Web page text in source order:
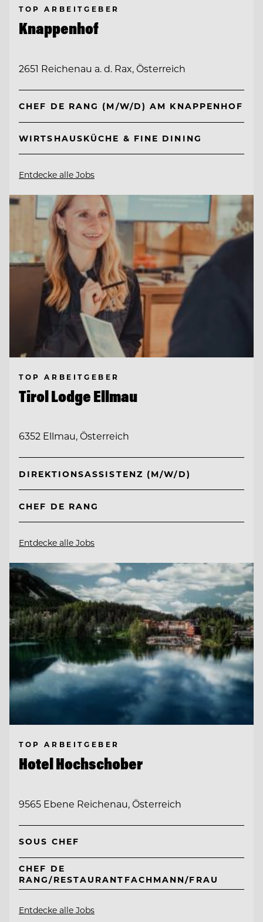
TOP ARBEITGEBER
Knappenhof
2651 Reichenau a. d. Rax, Österreich
CHEF DE RANG (M/W/D) AM KNAPPENHOF
WIRTSHAUSKÜCHE & FINE DINING
Entdecke alle Jobs
TOP ARBEITGEBER
Tirol Lodge Ellmau
6352 Ellmau, Österreich
DIREKTIONSASSISTENZ (M/W/D)
CHEF DE RANG
Entdecke alle Jobs
TOP ARBEITGEBER
Hotel Hochschober
9565 Ebene Reichenau, Österreich
SOUS CHEF
CHEF DE
RANG/RESTAURANTFACHMANN/FRAU
Entdecke alle Jobs